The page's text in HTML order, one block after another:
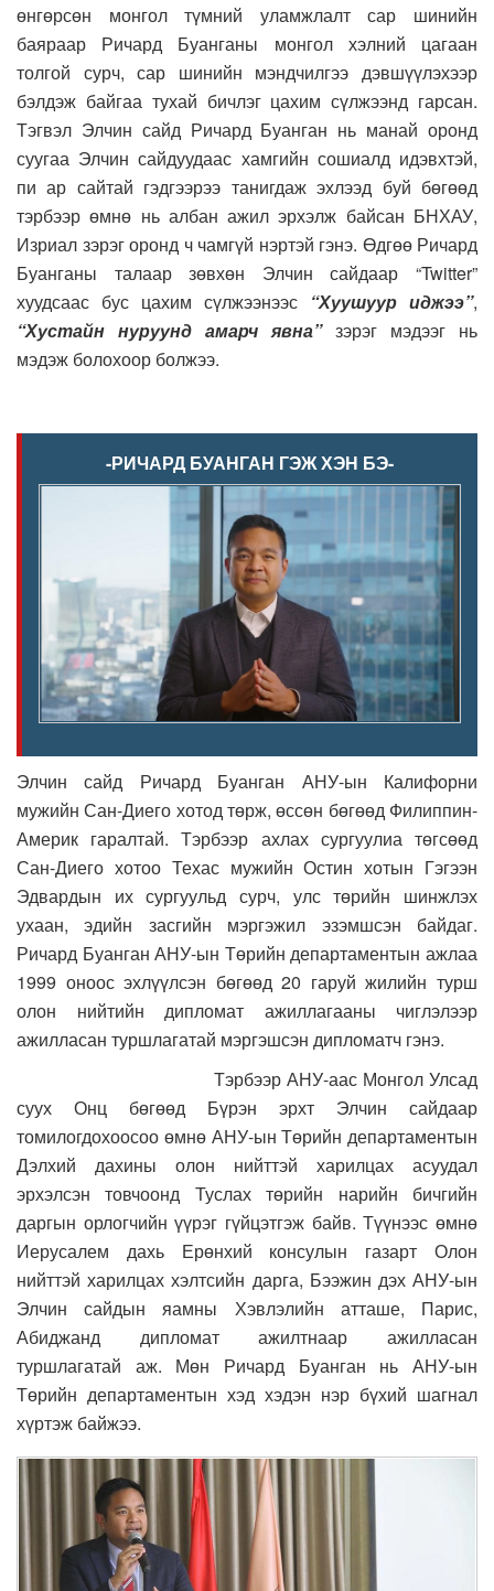
өнгөрсөн монгол түмний уламжлалт сар шинийн
баяраар Ричард Буанганы монгол хэлний цагаан
толгой сурч, сар шинийн мэндчилгээ дэвшүүлэхээр
бэлдэж байгаа тухай бичлэг цахим сүлжээнд гарсан.
Тэгвэл Элчин сайд Ричард Буанган нь манай оронд
суугаа Элчин сайдуудаас хамгийн сошиалд идэвхтэй,
пи ар сайтай гэдгээрээ танигдаж эхлээд буй бөгөөд
тэрбээр өмнө нь албан ажил эрхэлж байсан БНХАУ,
Изриал зэрэг оронд ч чамгүй нэртэй гэнэ. Өдгөө Ричард
Буанганы талаар зөвхөн Элчин сайдаар “Twitter”
хуудсаас бус цахим сүлжээнээс “Хуушуур иджээ”,
“Хустайн нуруунд амарч явна”зэрэг мэдээг нь
мэдэж болохоор болжээ.
-РИЧАРД БУАНГАН ГЭЖ ХЭН БЭ-
Элчин сайд Ричард Буанган АНУ-ын Калифорни
мужийн Сан-Диего хотод төрж, өссөн бөгөөд Филиппин-
Америк гаралтай. Тэрбээр ахлах сургуулиа төгсөөд
Сан-Диего хотоо Техас мужийн Остин хотын Гэгээн
Эдвардын их сургуульд сурч, улс төрийн шинжлэх
ухаан, эдийн засгийн мэргэжил эзэмшсэн байдаг.
Ричард Буанган АНУ-ын Төрийн департаментын ажлаа
1999 оноос эхлүүлсэн бөгөөд 20 гаруй жилийн турш
олон нийтийн дипломат ажиллагааны чиглэлээр
ажилласан туршлагатай мэргэшсэн дипломатч гэнэ.
Тэрбээр АНУ-аас Монгол Улсад
суух Онц бөгөөд Бүрэн эрхт Элчин сайдаар
томилогдохоосоо өмнө АНУ-ын Төрийн департаментын
Дэлхий дахины олон нийттэй харилцах асуудал
эрхэлсэн товчоонд Туслах төрийн нарийн бичгийн
даргын орлогчийн үүрэг гүйцэтгэж байв. Түүнээс өмнө
Иерусалем дахь Ерөнхий консулын газарт Олон
нийттэй харилцах хэлтсийн дарга, Бээжин дэх АНУ-ын
Элчин сайдын яамны Хэвлэлийн атташе, Парис,
Абиджанд дипломат ажилтнаар ажилласан
туршлагатай аж. Мөн Ричард Буанган нь АНУ-ын
Төрийн департаментын хэд хэдэн нэр бүхий шагнал
хүртэж байжээ.